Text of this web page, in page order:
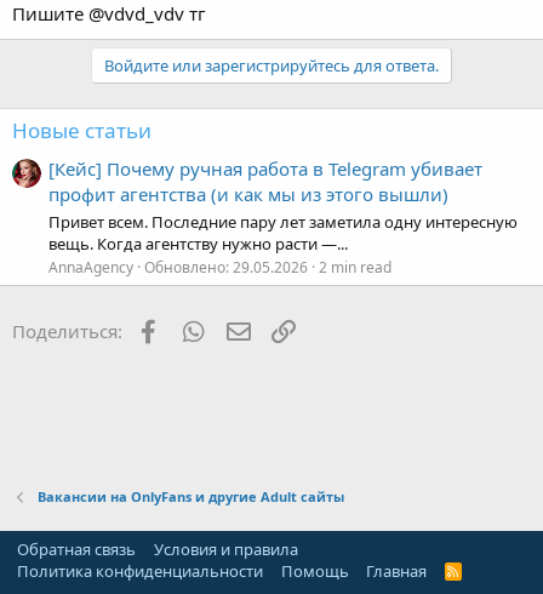
Пишите @vdvd_vdv тг
Войдите или зарегистрируйтесь для ответа.
Новые статьи
[Кейс] Почему ручная работа в Telegram убивает
профит агентства (и как мы из этого вышли)
Привет всем. Последние пару лет заметила одну интересную
вещь. Когда агентству нужно расти —...
AnnaAgency Обновлено:29.05.2026 2 min read
Поделиться: FacebookWhatsAppЭлектронная почта
Вакансии на OnlyFans и другие Adult сайты
Обратная связь
Условия и правила
Политика конфиденциальности
Помощь Главная
R